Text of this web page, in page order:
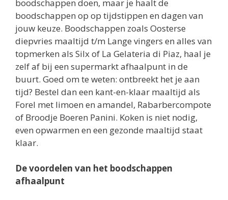
boodschappen doen, maar je haalt de
boodschappen op op tijdstippen en dagen van
jouw keuze. Boodschappen zoals Oosterse
diepvries maaltijd t/m Lange vingers en alles van
topmerken als Silx of La Gelateria di Piaz, haal je
zelf af bij een supermarkt afhaalpunt in de
buurt. Goed om te weten: ontbreekt het je aan
tijd? Bestel dan een kant-en-klaar maaltijd als
Forel met limoen en amandel, Rabarbercompote
of Broodje Boeren Panini. Koken is niet nodig,
even opwarmen en een gezonde maaltijd staat
klaar.
De voordelen van het boodschappen
afhaalpunt